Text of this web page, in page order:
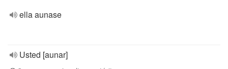
ella aunase
Usted [aunar]